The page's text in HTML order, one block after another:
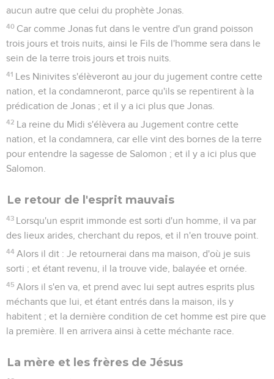
aucun autre que celui du prophète Jonas.
40 Car comme Jonas fut dans le ventre d'un grand poisson
trois jours et trois nuits, ainsi le Fils de l'homme sera dans le
sein de la terre trois jours et trois nuits.
41 Les Ninivites s'élèveront au jour du jugement contre cette
nation, et la condamneront, parce qu'ils se repentirent à la
prédication de Jonas ; et il y a ici plus que Jonas.
42 La reine du Midi s'élèvera au Jugement contre cette
nation, et la condamnera, car elle vint des bornes de la terre
pour entendre la sagesse de Salomon ; et il y a ici plus que
Salomon.
Le retour de l'esprit mauvais
43 Lorsqu'un esprit immonde est sorti d'un homme, il va par
des lieux arides, cherchant du repos, et il n'en trouve point.
44 Alors il dit : Je retournerai dans ma maison, d'où je suis
sorti ; et étant revenu, il la trouve vide, balayée et ornée.
45 Alors il s'en va, et prend avec lui sept autres esprits plus
méchants que lui, et étant entrés dans la maison, ils y
habitent ; et la dernière condition de cet homme est pire que
la première. Il en arrivera ainsi à cette méchante race.
La mère et les frères de Jésus